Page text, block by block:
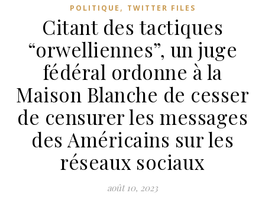
POLITIQUE , TWITTER FILES
Citant des tactiques
“orwelliennes”, un juge
fédéral ordonne à la
Maison Blanche de cesser
de censurer les messages
des Américains sur les
réseaux sociaux
août 10, 2023